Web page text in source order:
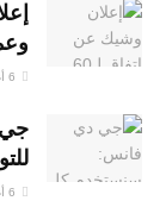
جي